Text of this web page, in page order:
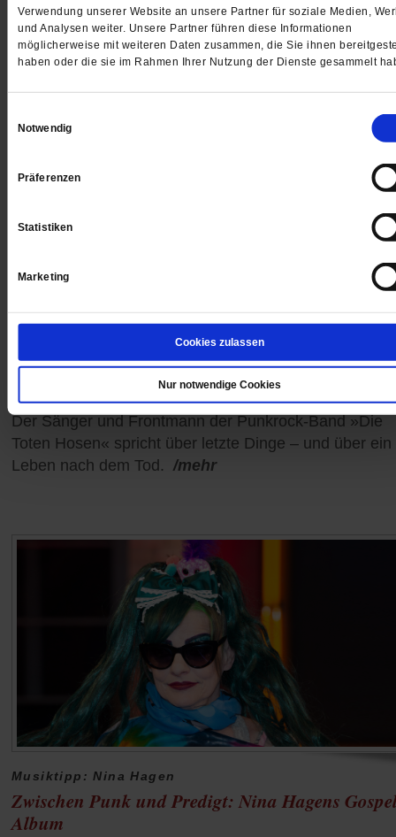
Verwendung unserer Website an unsere Partner für soziale Medien,
und Analysen weiter. Unsere Partner führen diese Informationen
möglicherweise mit weiteren Daten zusammen, die Sie ihnen
haben oder die sie im Rahmen Ihrer Nutzung der Dienste gesammelt
Notwendig
Präferenzen
Statistiken
Marketing
Cookies zulassen
Nur notwendige Cookies
Das könnte Sie auch interessieren
Campino
Der Sänger und Frontmann der Punkrock-Band »Die
Toten Hosen« spricht über letzte Dinge – und über ein
Leben nach dem Tod. /mehr
Musiktipp: Nina Hagen
Zwischen Punk und Predigt: Nina Hagens
Album